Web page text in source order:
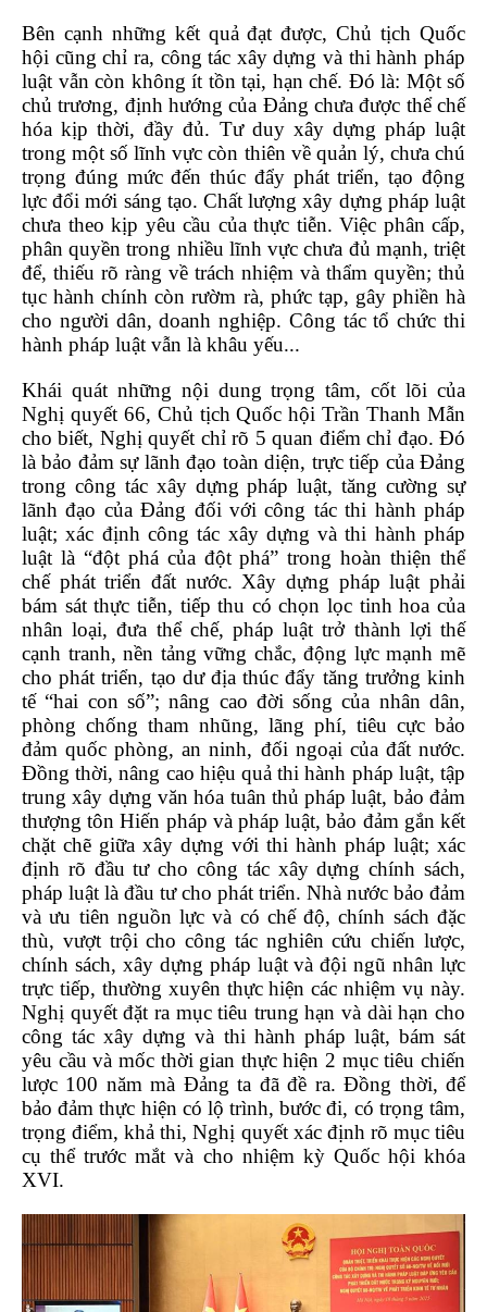
Bên cạnh những kết quả đạt được, Chủ tịch Quốc
hội cũng chỉ ra, công tác xây dựng và thi hành pháp
luật vẫn còn không ít tồn tại, hạn chế. Đó là: Một số
chủ trương, định hướng của Đảng chưa được thể chế
hóa kịp thời, đầy đủ. Tư duy xây dựng pháp luật
trong một số lĩnh vực còn thiên về quản lý, chưa chú
trọng đúng mức đến thúc đẩy phát triển, tạo động
lực đổi mới sáng tạo. Chất lượng xây dựng pháp luật
chưa theo kịp yêu cầu của thực tiễn. Việc phân cấp,
phân quyền trong nhiều lĩnh vực chưa đủ mạnh, triệt
để, thiếu rõ ràng về trách nhiệm và thẩm quyền; thủ
tục hành chính còn rườm rà, phức tạp, gây phiền hà
cho người dân, doanh nghiệp. Công tác tổ chức thi
hành pháp luật vẫn là khâu yếu...
Khái quát những nội dung trọng tâm, cốt lõi của
Nghị quyết 66, Chủ tịch Quốc hội Trần Thanh Mẫn
cho biết, Nghị quyết chỉ rõ 5 quan điểm chỉ đạo. Đó
là bảo đảm sự lãnh đạo toàn diện, trực tiếp của Đảng
trong công tác xây dựng pháp luật, tăng cường sự
lãnh đạo của Đảng đối với công tác thi hành pháp
luật; xác định công tác xây dựng và thi hành pháp
luật là “đột phá của đột phá” trong hoàn thiện thể
chế phát triển đất nước. Xây dựng pháp luật phải
bám sát thực tiễn, tiếp thu có chọn lọc tinh hoa của
nhân loại, đưa thể chế, pháp luật trở thành lợi thế
cạnh tranh, nền tảng vững chắc, động lực mạnh mẽ
cho phát triển, tạo dư địa thúc đẩy tăng trưởng kinh
tế “hai con số”; nâng cao đời sống của nhân dân,
phòng chống tham nhũng, lãng phí, tiêu cực bảo
đảm quốc phòng, an ninh, đối ngoại của đất nước.
Đồng thời, nâng cao hiệu quả thi hành pháp luật, tập
trung xây dựng văn hóa tuân thủ pháp luật, bảo đảm
thượng tôn Hiến pháp và pháp luật, bảo đảm gắn kết
chặt chẽ giữa xây dựng với thi hành pháp luật; xác
định rõ đầu tư cho công tác xây dựng chính sách,
pháp luật là đầu tư cho phát triển. Nhà nước bảo đảm
và ưu tiên nguồn lực và có chế độ, chính sách đặc
thù, vượt trội cho công tác nghiên cứu chiến lược,
chính sách, xây dựng pháp luật và đội ngũ nhân lực
trực tiếp, thường xuyên thực hiện các nhiệm vụ này.
Nghị quyết đặt ra mục tiêu trung hạn và dài hạn cho
công tác xây dựng và thi hành pháp luật, bám sát
yêu cầu và mốc thời gian thực hiện 2 mục tiêu chiến
lược 100 năm mà Đảng ta đã đề ra. Đồng thời, để
bảo đảm thực hiện có lộ trình, bước đi, có trọng tâm,
trọng điểm, khả thi, Nghị quyết xác định rõ mục tiêu
cụ thể trước mắt và cho nhiệm kỳ Quốc hội khóa
XVI.